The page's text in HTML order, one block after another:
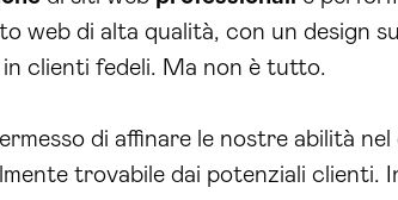
web di alta qualità, con un design
clienti fedeli. Ma non è tutto.
di affinare le nostre abilità
trovabile dai potenziali clienti.